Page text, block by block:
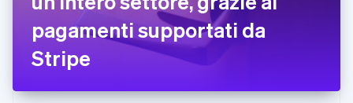
pagamenti supportati da
Stripe
English
Italia
ItalianoEnglish
Lettonia
English
Liechtenstein